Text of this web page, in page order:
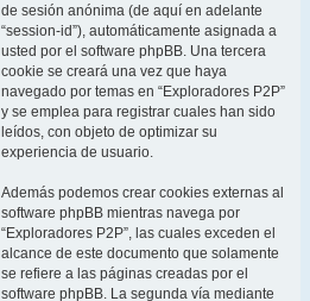
de sesión anónima (de aquí en adelante
“session-id”), automáticamente asignada a
usted por el software phpBB. Una tercera
cookie se creará una vez que haya
navegado por temas en “Exploradores P2P”
y se emplea para registrar cuales han sido
leídos, con objeto de optimizar su
experiencia de usuario.
Además podemos crear cookies externas al
software phpBB mientras navega por
“Exploradores P2P”, las cuales exceden el
alcance de este documento que solamente
se refiere a las páginas creadas por el
software phpBB. La segunda vía mediante